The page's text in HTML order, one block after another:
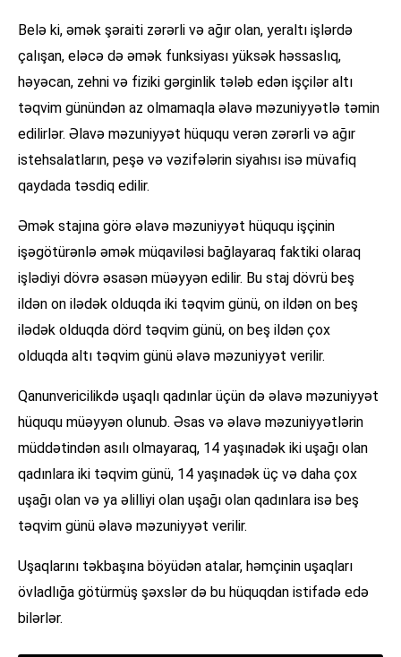
Belə ki, əmək şəraiti zərərli və ağır olan, yeraltı işlərdə
çalışan, eləcə də əmək funksiyası yüksək həssaslıq,
həyəcan, zehni və fiziki gərginlik tələb edən işçilər altı
təqvim günündən az olmamaqla əlavə məzuniyyətlə təmin
edilirlər. Əlavə məzuniyyət hüququ verən zərərli və ağır
istehsalatların, peşə və vəzifələrin siyahısı isə müvafiq
qaydada təsdiq edilir.
Əmək stajına görə əlavə məzuniyyət hüququ işçinin
işəgötürənlə əmək müqaviləsi bağlayaraq faktiki olaraq
işlədiyi dövrə əsasən müəyyən edilir. Bu staj dövrü beş
ildən on ilədək olduqda iki təqvim günü, on ildən on beş
ilədək olduqda dörd təqvim günü, on beş ildən çox
olduqda altı təqvim günü əlavə məzuniyyət verilir.
Qanunvericilikdə uşaqlı qadınlar üçün də əlavə məzuniyyət
hüququ müəyyən olunub. Əsas və əlavə məzuniyyətlərin
müddətindən asılı olmayaraq, 14 yaşınadək iki uşağı olan
qadınlara iki təqvim günü, 14 yaşınadək üç və daha çox
uşağı olan və ya əlilliyi olan uşağı olan qadınlara isə beş
təqvim günü əlavə məzuniyyət verilir.
Uşaqlarını təkbaşına böyüdən atalar, həmçinin uşaqları
övladlığa götürmüş şəxslər də bu hüquqdan istifadə edə
bilərlər.